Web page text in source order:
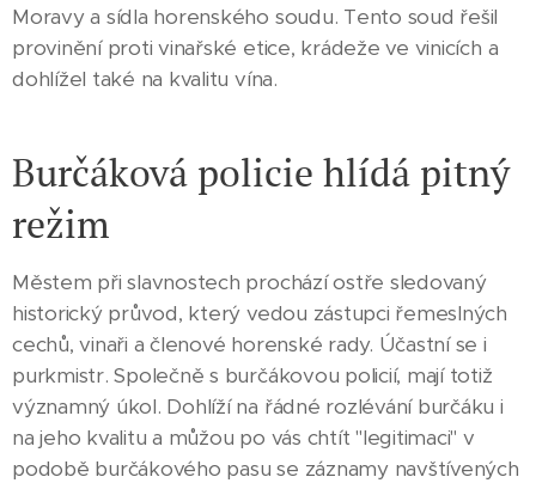
Moravy a sídla horenského soudu. Tento soud řešil
provinění proti vinařské etice, krádeže ve vinicích a
dohlížel také na kvalitu vína.
Burčáková policie hlídá pitný
režim
Městem při slavnostech prochází ostře sledovaný
historický průvod, který vedou zástupci řemeslných
cechů, vinaři a členové horenské rady. Účastní se i
purkmistr. Společně s burčákovou policií, mají totiž
významný úkol. Dohlíží na řádné rozlévání burčáku i
na jeho kvalitu a můžou po vás chtít "legitimaci" v
podobě burčákového pasu se záznamy navštívených